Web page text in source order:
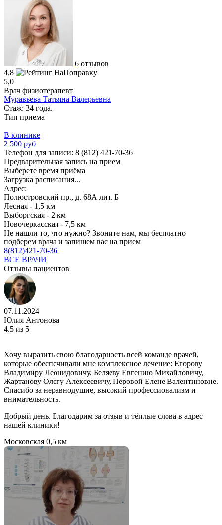
6 отзывов
4,8
5,0
Врач физиотерапевт
Муравьева Татьяна Валерьевна
Стаж: 34 года.
Тип приема
В клинике
2 500 руб
Телефон для записи: 8 (812) 421-70-36
Предварительная запись на прием
Выберете время приёма
Загрузка расписания...
Адрес:
Полюстровский пр., д. 68А лит. Б
Лесная - 1,5 км
Выборгская - 2 км
Новочеркасская - 7,5 км
Не нашли то, что нужно? Звоните нам, мы бесплатно
подберем врача и запишем вас на прием
8(812)421-70-36
ВСЕ ВРАЧИ
Отзывы пациентов
07.11.2024
Юлия Антонова
4.5 из 5
Хочу выразить свою благодарность всей команде врачей,
которые обеспечивали мне комплексное лечение: Егорову
Владимиру Леонидовичу, Беляеву Евгению Михайловичу,
Жартанову Олегу Алексеевичу, Перовой Елене Валентиновне.
Спасибо за неравнодушие, высокий профессионализм и
внимательность.
Добрый день. Благодарим за отзыв и тёплые слова в адрес
нашей клиники!
Московская 0,5 км